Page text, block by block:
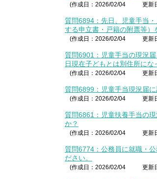
(作成日：2026/02/04 更新
質問6894：先日、児童手当
する申立書・戸籍の附票等）
(作成日：2026/02/04 更新
質問6901：児童手当の現況
日現在子どもとは別住所にな
(作成日：2026/02/04 更新
質問6899：児童手当現況届
(作成日：2026/02/04 更新
質問6861：児童扶養手当の
か？
(作成日：2026/02/04 更新
質問6774：公務員に就職・
ださい。
(作成日：2026/02/04 更新